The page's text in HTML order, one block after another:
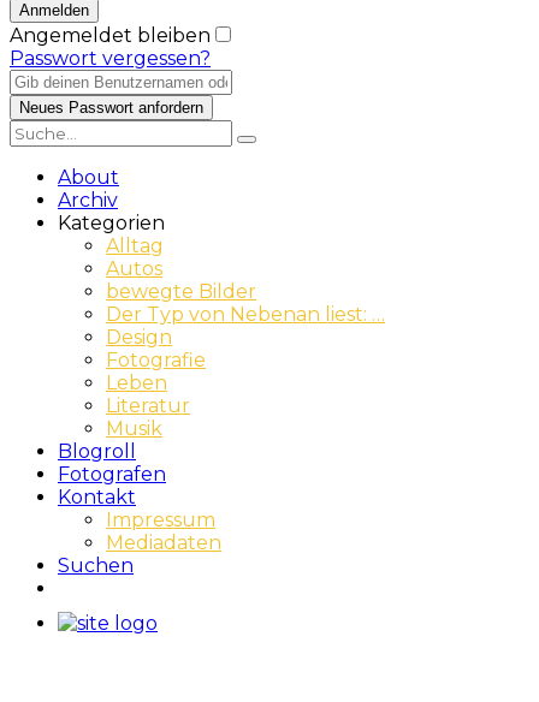
Angemeldet bleiben
Passwort vergessen?
About
Archiv
Kategorien
Alltag
Autos
bewegte Bilder
Der Typ von Nebenan liest: …
Design
Fotografie
Leben
Literatur
Musik
Blogroll
Fotografen
Kontakt
Impressum
Mediadaten
Suchen